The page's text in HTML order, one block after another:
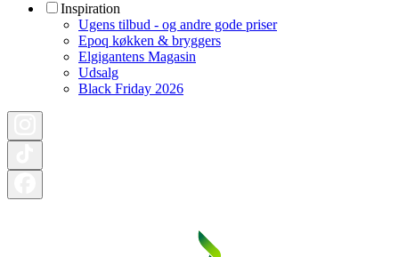
Inspiration
Ugens tilbud - og andre gode priser
Epoq køkken & bryggers
Elgigantens Magasin
Udsalg
Black Friday 2026